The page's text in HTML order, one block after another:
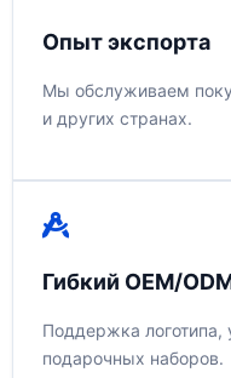
Опыт экспорта
Мы обслуживаем
и других странах.
Гибкий OEM/
Поддержка
подарочных наборов.